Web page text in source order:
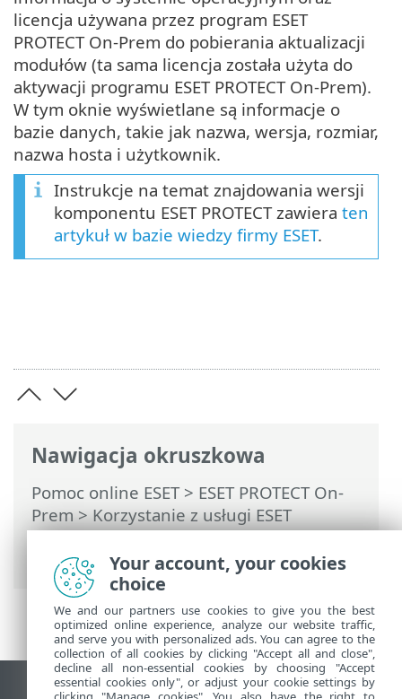
Nawigacja okruszkowa
Pomoc online ESET> ESET PROTECT On-
Prem>Korzystanie z usługi ESET
PROTECT On-Prem> ESET PROTECT On-
Prem — informacje
licencja używana przez program ESET
PROTECT On-Prem do pobierania aktualizacji
modułów (ta sama licencja została użyta do
aktywacji programu ESET PROTECT On-Prem).
W tym oknie wyświetlane są informacje o
bazie danych, takie jak nazwa, wersja, rozmiar,
nazwa hosta i użytkownik.
Instrukcje na temat znajdowania wersji
komponentu ESET PROTECT zawiera ten
artykuł w bazie wiedzy firmy ESET.
Your account, your cookies
choice
We and our partners use cookies to give you the best
optimized online experience, analyze our website traffic,
and serve you with personalized ads. You can agree to the
collection of all cookies by clicking "Accept all and close",
decline all non-essential cookies by choosing "Accept
essential cookies only", or adjust your cookie settings by